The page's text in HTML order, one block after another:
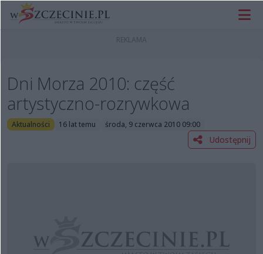
Dni Morza 2010: część
artystyczno-rozrywkowa
Aktualności 16 lat temu środa, 9 czerwca 2010 09:00
Udostępnij